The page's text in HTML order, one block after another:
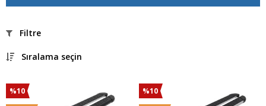
Filtre
Sıralama seçin
%10 %10